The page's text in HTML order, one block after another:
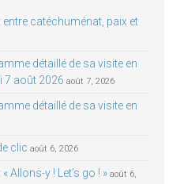
entre catéchuménat, paix et
détaillé de sa visite en
7 août 2026 août 7, 2026
détaillé de sa visite en
clic août 6, 2026
Allons-y ! Let’s go ! » août 6,